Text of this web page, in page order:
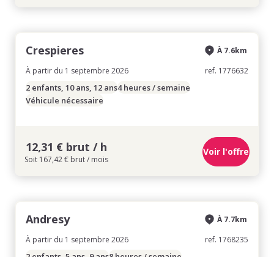
Crespieres
À partir du 1 septembre 2026
À 7.6km
ref. 1776632
2 enfants, 10 ans, 12 ans4 heures / semaine
Véhicule nécessaire
12,31 € brut / h
Soit 167,42 € brut / mois
Voir l'offre
Andresy
À partir du 1 septembre 2026
À 7.7km
ref. 1768235